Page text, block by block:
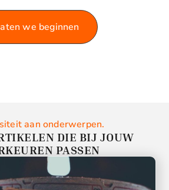
we beginnen
aan onderwerpen.
DIE BIJ JOUW
PASSEN